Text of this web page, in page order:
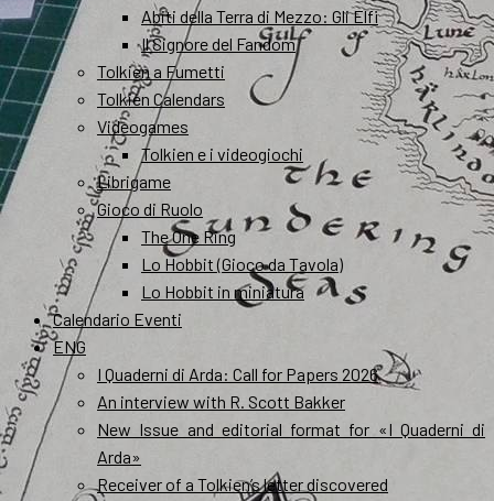
Abiti della Terra di Mezzo: Gli Elfi
Il Signore del Fandom
Tolkien a Fumetti
Tolkien Calendars
Videogames
Tolkien e i videogiochi
Librigame
Gioco di Ruolo
The One Ring
Lo Hobbit (Gioco da Tavola)
Lo Hobbit in miniatura
Calendario Eventi
ENG
I Quaderni di Arda: Call for Papers 2026
An interview with R. Scott Bakker
New Issue and editorial format for «I Quaderni di
Arda»
Receiver of a Tolkien’s letter discovered